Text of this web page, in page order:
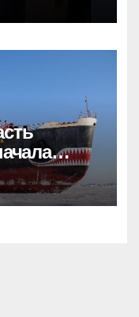
морского